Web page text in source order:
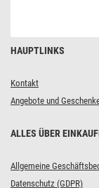
HAUPTLINKS
Kontakt
Angebote und
ALLES ÜBER
Allgemeine
Datenschutz (GDPR)